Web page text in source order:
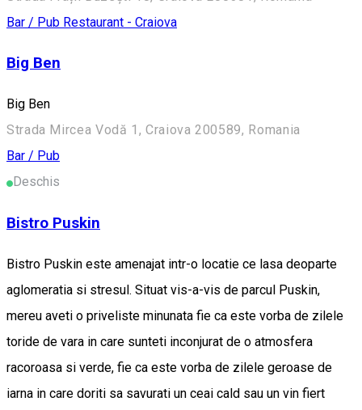
Bar / Pub Restaurant - Craiova
Big Ben
Big Ben
Strada Mircea Vodă 1, Craiova 200589, Romania
Bar / Pub
Deschis
Bistro Puskin
Bistro Puskin este amenajat intr-o locatie ce lasa deoparte
aglomeratia si stresul. Situat vis-a-vis de parcul Puskin,
mereu aveti o priveliste minunata fie ca este vorba de zilele
toride de vara in care sunteti inconjurat de o atmosfera
racoroasa si verde, fie ca este vorba de zilele geroase de
iarna in care doriti sa savurati un ceai cald sau un vin fiert